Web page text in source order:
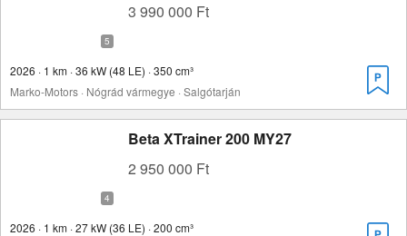
3 990 000 Ft
2026 · 1 km · 36 kW (48 LE) · 350 cm³
Marko-Motors · Nógrád vármegye · Salgótarján
Beta XTrainer 200 MY27
2 950 000 Ft
2026 · 1 km · 27 kW (36 LE) · 200 cm³